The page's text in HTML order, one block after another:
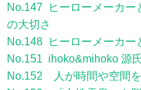
No.147 ヒーローメーカー
の大切さ
No.148 ヒーローメーカー
No.151 ihoko&mihoko 源
No.152 人が時間や空間